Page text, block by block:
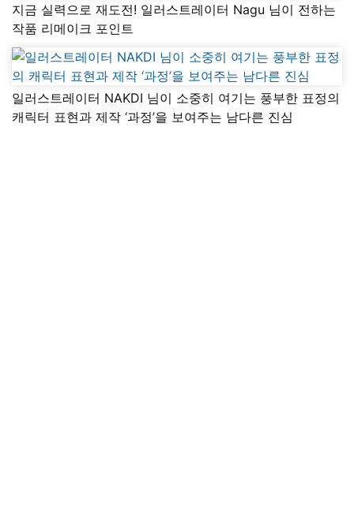
지금 실력으로 재도전! 일러스트레이터 Nagu 님이 전하는
작품 리메이크 포인트
일러스트레이터 NAKDI 님이 소중히 여기는 풍부한 표정의
캐릭터 표현과 제작 ‘과정’을 보여주는 남다른 진심